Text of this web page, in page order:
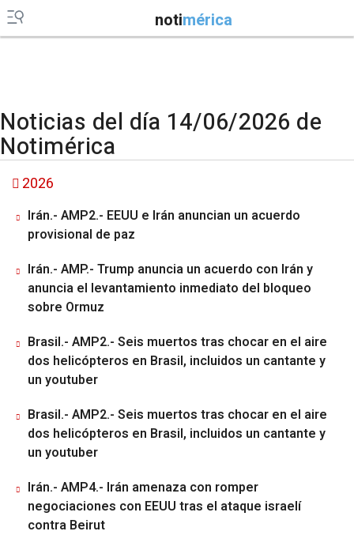
notimérica
Noticias del día 14/06/2026 de
Notimérica
2026
Irán.- AMP2.- EEUU e Irán anuncian un acuerdo
provisional de paz
Irán.- AMP.- Trump anuncia un acuerdo con Irán y
anuncia el levantamiento inmediato del bloqueo
sobre Ormuz
Brasil.- AMP2.- Seis muertos tras chocar en el aire
dos helicópteros en Brasil, incluidos un cantante y
un youtuber
Brasil.- AMP2.- Seis muertos tras chocar en el aire
dos helicópteros en Brasil, incluidos un cantante y
un youtuber
Irán.- AMP4.- Irán amenaza con romper
negociaciones con EEUU tras el ataque israelí
contra Beirut